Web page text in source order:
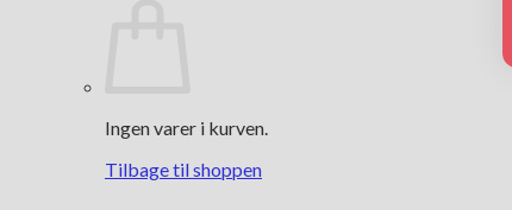
Ingen varer i kurven.
Tilbage til shoppen